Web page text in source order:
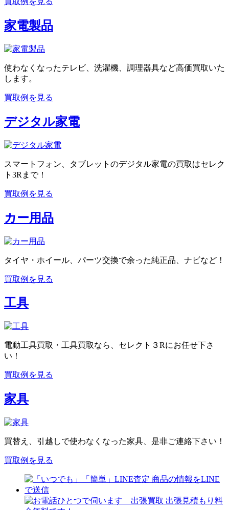
家電製品
使わなくなったテレビ、洗濯機、調理器具など高価買取いた
します。
買取例を見る
デジタル家電
スマートフォン、タブレットのデジタル家電の買取はセレク
ト3Rまで！
買取例を見る
カー用品
タイヤ・ホイール、パーツ交換で余った純正品、ナビなど！
買取例を見る
工具
電動工具買取・工具買取なら、セレクト３Rにお任せ下さ
い！
買取例を見る
家具
買替え、引越しで使わなくなった家具、是非ご連絡下さい！
買取例を見る